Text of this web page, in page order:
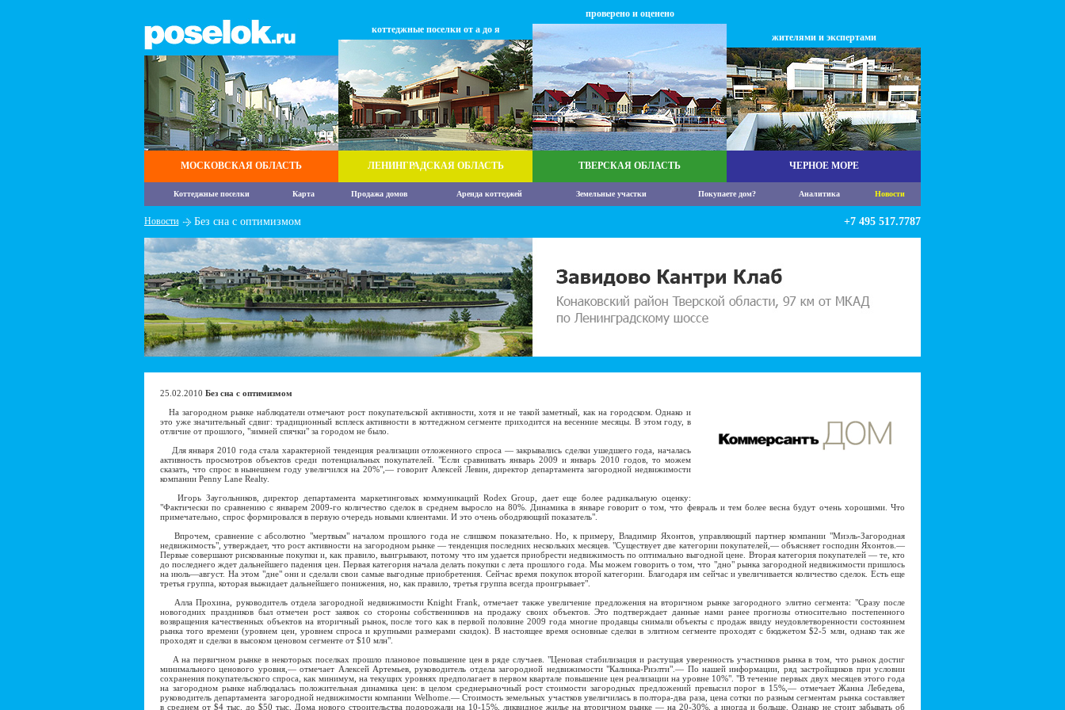
МОСКОВСКАЯ ОБЛАСТЬ
коттеджные поселки от а до я
ЛЕНИНГРАДСКАЯ ОБЛАСТЬ
проверено и оценено
ТВЕРСКАЯ ОБЛАСТЬ
жителями и экспертами
ЧЕРНОЕ МОРЕ
Коттеджные поселки Карта Продажа домов Аренда коттеджей Земельные участки Покупаете дом? Аналитика Новости
Новости Без сна с оптимизмом +7 495 517.7787
25.02.2010 Без сна с оптимизмом
На загородном рынке наблюдатели отмечают рост покупательской активности, хотя и не такой заметный, как на городском. Однако и
это уже значительный сдвиг: традиционный всплеск активности в коттеджном сегменте приходится на весенние месяцы. В этом году, в
отличие от прошлого, "зимней спячки" за городом не было.
Для января 2010 года стала характерной тенденция реализации отложенного спроса — закрывались сделки ушедшего года, началась
активность просмотров объектов среди потенциальных покупателей. "Если сравнивать январь 2009 и январь 2010 годов, то можем
сказать, что спрос в нынешнем году увеличился на 20%",— говорит Алексей Левин, директор департамента загородной недвижимости
компании Penny Lane Realty.
Игорь Заугольников, директор департамента маркетинговых коммуникаций Rodex Group, дает еще более радикальную оценку:
"Фактически по сравнению с январем 2009-го количество сделок в среднем выросло на 80%. Динамика в январе говорит о том, что февраль и тем более весна будут очень хорошими. Что
примечательно, спрос формировался в первую очередь новыми клиентами. И это очень ободряющий показатель".
Впрочем, сравнение с абсолютно "мертвым" началом прошлого года не слишком показательно. Но, к примеру, Владимир Яхонтов, управляющий партнер компании "Миэль-Загородная
недвижимость", утверждает, что рост активности на загородном рынке — тенденция последних нескольких месяцев. "Существует две категории покупателей,— объясняет господин Яхонтов.—
Первые совершают рискованные покупки и, как правило, выигрывают, потому что им удается приобрести недвижимость по оптимально выгодной цене. Вторая категория покупателей — те, кто
до последнего ждет дальнейшего падения цен. Первая категория начала делать покупки с лета прошлого года. Мы можем говорить о том, что "дно" рынка загородной недвижимости пришлось
на июль—август. На этом "дне" они и сделали свои самые выгодные приобретения. Сейчас время покупок второй категории. Благодаря им сейчас и увеличивается количество сделок. Есть еще
третья группа, которая выжидает дальнейшего понижения, но, как правило, третья группа всегда проигрывает".
Алла Прохина, руководитель отдела загородной недвижимости Knight Frank, отмечает также увеличение предложения на вторичном рынке загородного элитно сегмента: "Сразу после
новогодних праздников был отмечен рост заявок со стороны собственников на продажу своих объектов. Это подтверждает данные нами ранее прогнозы относительно постепенного
возвращения качественных объектов на вторичный рынок, после того как в первой половине 2009 года многие продавцы снимали объекты с продаж ввиду неудовлетворенности состоянием
рынка того времени (уровнем цен, уровнем спроса и крупными размерами скидок). В настоящее время основные сделки в элитном сегменте проходят с бюджетом $2-5 млн, однако так же
проходят и сделки в высоком ценовом сегменте от $10 млн".
А на первичном рынке в некоторых поселках прошло плановое повышение цен в ряде случаев. "Ценовая стабилизация и растущая уверенность участников рынка в том, что рынок достиг
минимального ценового уровня,— отмечает Алексей Артемьев, руководитель отдела загородной недвижимости "Калинка-Риэлти".— По нашей информации, ряд застройщиков при условии
сохранения покупательского спроса, как минимум, на текущих уровнях предполагает в первом квартале повышение цен реализации на уровне 10%". "В течение первых двух месяцев этого года
на загородном рынке наблюдалась положительная динамика цен: в целом среднерыночный рост стоимости загородных предложений превысил порог в 15%,— отмечает Жанна Лебедева,
руководитель департамента загородной недвижимости компании Welhome.— Стоимость земельных участков увеличилась в полтора-два раза, цена сотки по разным сегментам рынка составляет
в среднем от $4 тыс. до $50 тыс. Дома нового строительства подорожали на 10-15%, ликвидное жилье на вторичном рынке — на 20-30%, а иногда и больше. Однако не стоит забывать об